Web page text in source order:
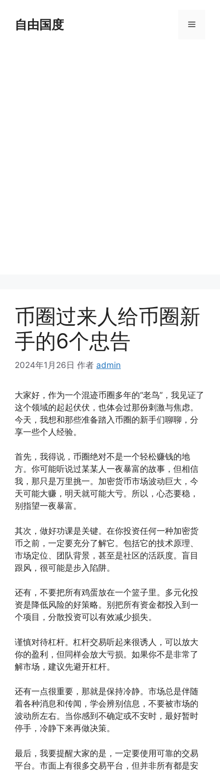
自由国度 菜
币圈过来人给币圈新
手的6个忠告
2024年1月26日 作者 admin
大家好，作为一个混迹币圈多年的“老鸟”，我见证了
这个领域的起起伏伏，也体会过那份刺激与焦虑。
今天，我想和那些准备踏入币圈的新手们聊聊，分
享一些个人经验。
首先，我得说，币圈绝对不是一个轻松赚钱的地
方。你可能听说过某某人一夜暴富的故事，但相信
我，那只是万里挑一。加密货币市场波动巨大，今
天可能大赚，明天就可能大亏。所以，心态要稳，
别指望一夜暴富。
其次，做好功课是关键。在你投资任何一种加密货
币之前，一定要充分了解它。包括它的技术原理、
市场定位、团队背景，甚至是社区的活跃度。盲目
跟风，很可能是步入陷阱。
还有，不要把所有鸡蛋放在一个篮子里。多元化投
资是降低风险的好策略。别把所有资金都投入到一
个项目，分散投资可以有效减少损失。
谨慎对待杠杆。杠杆交易听起来很诱人，可以放大
你的盈利，但同样会放大亏损。如果你不是非常了
解市场，建议先避开杠杆。
还有一点很重要，那就是保持冷静。市场总是伴随
着各种消息和传闻，学会辨别信息，不要被市场的
波动所左右。当你感到不确定或不安时，最好暂时
停手，冷静下来再做决策。
最后，我要提醒大家的是，一定要使用可靠的交易
平台。市面上有很多交易平台，但并非所有都是安